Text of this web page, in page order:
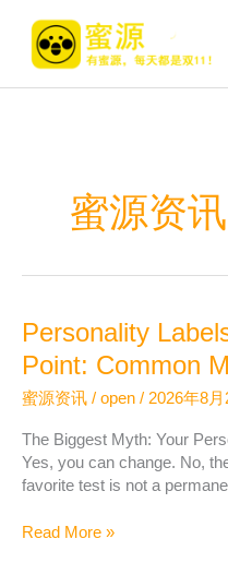
蜜源资讯
Personality
Point: Common
蜜源资讯 / open / 2026年8月
The Biggest Myth: Your
Yes, you can change. No,
favorite test is not a
Personality
Read More »